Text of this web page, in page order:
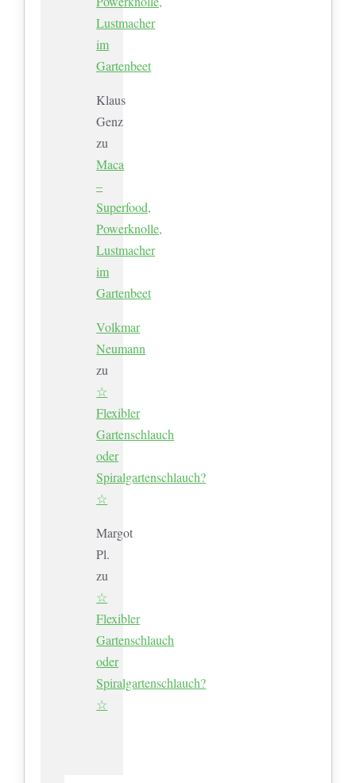
Lustmacher
im
Gartenbeet
Klaus
Genz
zu
Maca
–
Superfood,
Powerknolle,
Lustmacher
im
Gartenbeet
Volkmar
Neumann
zu
☆
Flexibler
Gartenschlauch
oder
Spiralgartenschlauch?
☆
Margot
Pl.
zu
☆
Flexibler
Gartenschlauch
oder
Spiralgartenschlauch?
☆